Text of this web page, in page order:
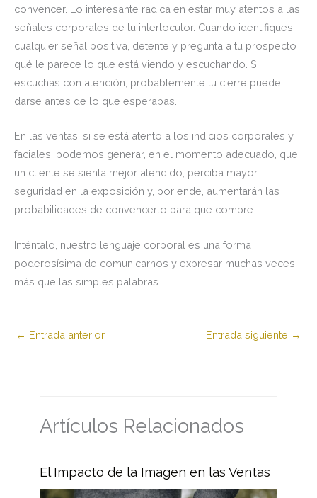
convencer. Lo interesante radica en estar muy atentos a las
señales corporales de tu interlocutor. Cuando identifiques
cualquier señal positiva, detente y pregunta a tu prospecto
qué le parece lo que está viendo y escuchando. Si
escuchas con atención, probablemente tu cierre puede
darse antes de lo que esperabas.
En las ventas, si se está atento a los indicios corporales y
faciales, podemos generar, en el momento adecuado, que
un cliente se sienta mejor atendido, perciba mayor
seguridad en la exposición y, por ende, aumentarán las
probabilidades de convencerlo para que compre.
Inténtalo, nuestro lenguaje corporal es una forma
poderosísima de comunicarnos y expresar muchas veces
más que las simples palabras.
← Entrada anterior Entrada siguiente →
Artículos Relacionados
El Impacto de la Imagen en las Ventas